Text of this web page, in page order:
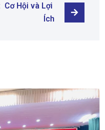
Cơ Hội và Lợi
Ích